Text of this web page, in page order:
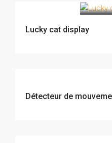
Lucky cat display
Détecteur de